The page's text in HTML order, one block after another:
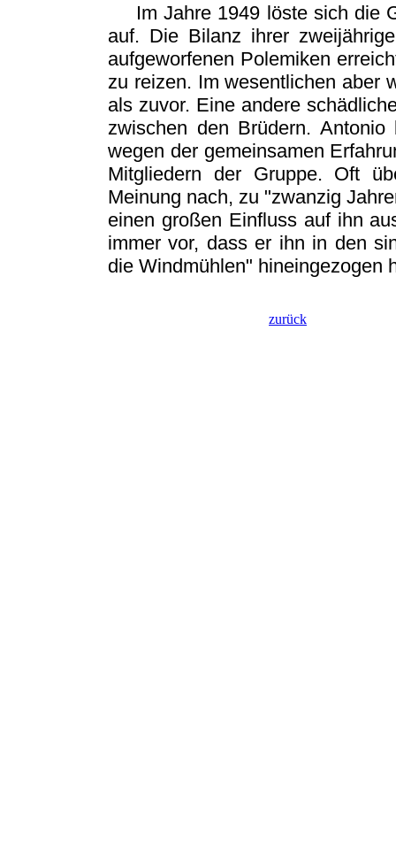
Im Jahre 1949 löste sich die
auf. Die Bilanz ihrer
aufgeworfenen Polemiken
zu reizen. Im wesentlichen aber
als zuvor. Eine andere
zwischen den Brüdern.
wegen der gemeinsamen
Mitgliedern der Gruppe. Oft
Meinung nach, zu "zwanzig
einen großen Einfluss auf ihn
immer vor, dass er ihn in den
die Windmühlen" hineingezogen
zurück